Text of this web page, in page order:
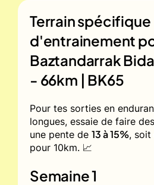
Terrain spécifique
d'entrainement
Baztandarrak
- 66km | BK65
Pour tes sorties en
longues, essaie de faire
une pente de 13 à 15%, soit
pour 10km. 📈
Semaine 1